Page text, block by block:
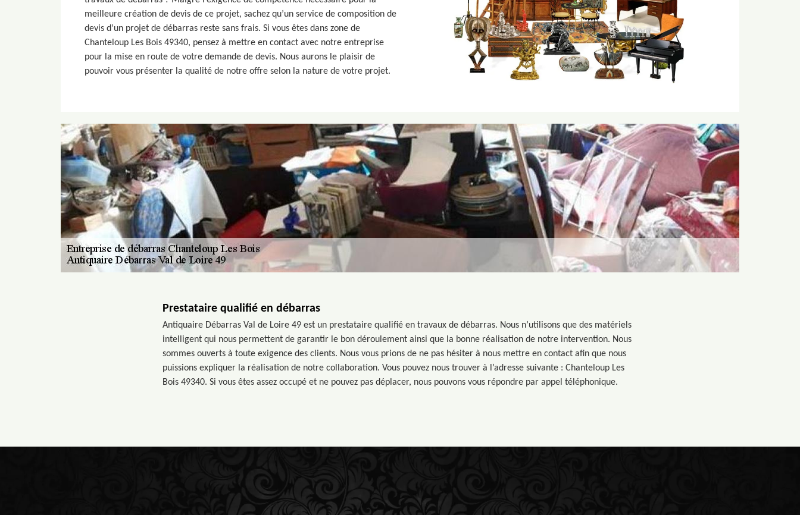
meilleure création de devis de ce projet, sachez qu’un service de composition de
devis d’un projet de débarras reste sans frais. Si vous êtes dans zone de
Chanteloup Les Bois 49340, pensez à mettre en contact avec notre entreprise
pour la mise en route de votre demande de devis. Nous aurons le plaisir de
pouvoir vous présenter la qualité de notre offre selon la nature de votre projet.
Prestataire qualifié en débarras
Antiquaire Débarras Val de Loire 49 est un prestataire qualifié en travaux de débarras. Nous n’utilisons que des matériels
intelligent qui nous permettent de garantir le bon déroulement ainsi que la bonne réalisation de notre intervention. Nous
sommes ouverts à toute exigence des clients. Nous vous prions de ne pas hésiter à nous mettre en contact afin que nous
puissions expliquer la réalisation de notre collaboration. Vous pouvez nous trouver à l’adresse suivante : Chanteloup Les
Bois 49340. Si vous êtes assez occupé et ne pouvez pas déplacer, nous pouvons vous répondre par appel téléphonique.